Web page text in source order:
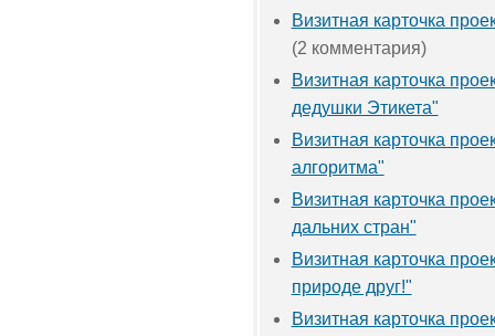
Визитная карточка
(2 комментария)
Визитная карточка
дедушки Этикета"
Визитная карточка
алгоритма"
Визитная карточка
дальних стран"
Визитная карточка
природе друг!"
Визитная карточка